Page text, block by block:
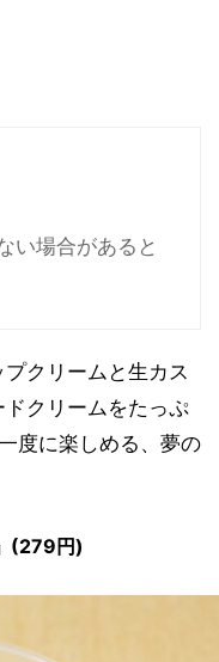
い場合があると
クリームと生カス
クリームをたっぷ
度に楽しめる、夢の
(279円)